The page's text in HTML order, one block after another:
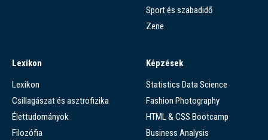
Sport és szabadidő
Zene
Lexikon
Lexikon
Csillagászat és asztrofizika
Élettudományok
Filozófia
Képzések
Statistics Data Science
Fashion Photography
HTML & CSS Bootcamp
Business Analysis